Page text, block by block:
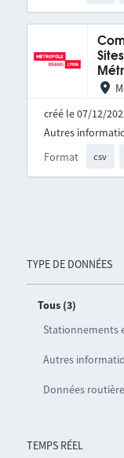
TYPE DE DONNÉES
Tous (3)
Stationnements
Autres
Données
TEMPS RÉEL
créé le 07/12/
Format csv
Autres